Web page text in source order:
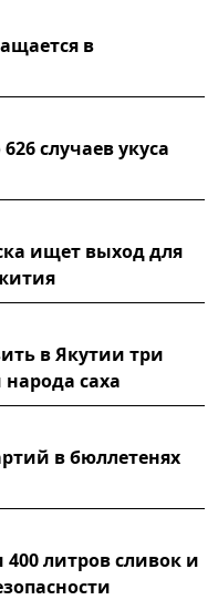
в
случаев укуса
ищет выход для
в Якутии три
саха
в бюллетенях
литров сливок и